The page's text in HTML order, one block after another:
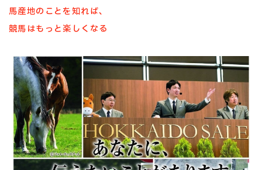
馬産地のことを知れば、
競馬はもっと楽しくなる